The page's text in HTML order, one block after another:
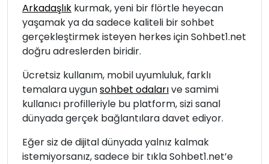
Arkadaşlık kurmak, yeni bir flörtle heyecan
yaşamak ya da sadece kaliteli bir sohbet
gerçekleştirmek isteyen herkes için Sohbet1.net
doğru adreslerden biridir.
Ücretsiz kullanım, mobil uyumluluk, farklı
temalara uygunsohbet odalarıve samimi
kullanıcı profilleriyle bu platform, sizi sanal
dünyada gerçek bağlantılara davet ediyor.
Eğer siz de dijital dünyada yalnız kalmak
istemiyorsanız, sadece bir tıkla Sohbet1.net’e